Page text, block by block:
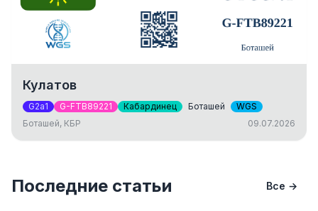
Кулатов
G2a1 G-FTB89221 Кабардинец Боташей
WGS
Боташей, КБР
09.07.2026
Последние статьи Все →